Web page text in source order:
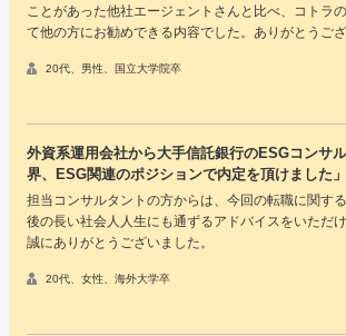
ことがあった他社エージェントさんと比べ、コトラ
て他の方にお勧めできる内容でした。ありがとうござ
20代、男性、国立大学院卒
外資系運用会社から大手信託銀行のESGコンサ
界、ESG関連のポジションで内定を頂けました」
担当コンサルタントの方からは、今回の転職に関す
後の長い社会人人生にも通ずるアドバイスをいただ
誠にありがとうございました。
20代、女性、海外大学卒